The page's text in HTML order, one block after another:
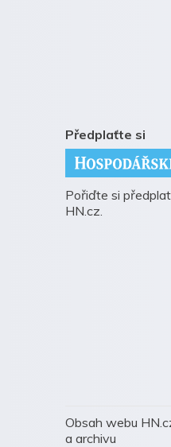
Předplaťte si
Pořiďte si
HN.cz.
Obsah webu
a archivu